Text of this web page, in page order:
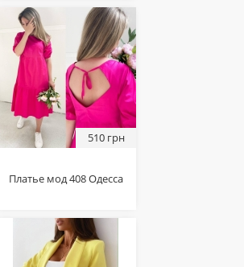
510 грн
Платье мод 408 Одесса